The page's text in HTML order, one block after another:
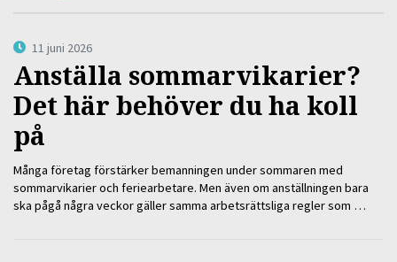
11 juni 2026
Anställa sommarvikarier?
Det här behöver du ha koll
på
Många företag förstärker bemanningen under sommaren med
sommarvikarier och feriearbetare. Men även om anställningen bara
ska pågå några veckor gäller samma arbetsrättsliga regler som …